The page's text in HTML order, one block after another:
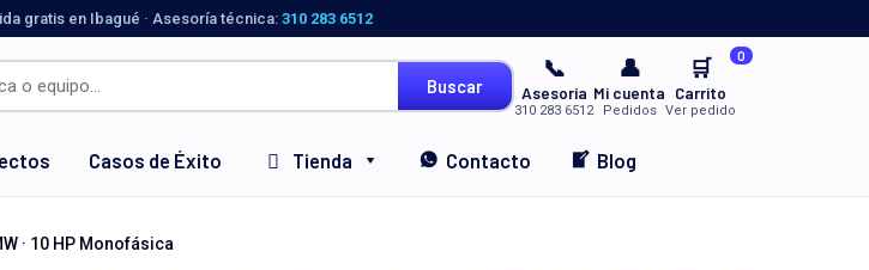
gratis en Ibagué · Asesoría técnica: 310 283 6512
Buscar
📞
Asesoría
310 283 6512
👤
Mi cuenta
Pedidos
🛒 0
Carrito
Ver pedido
Casos de Éxito Tienda Contacto Blog
· 10 HP Monofásica